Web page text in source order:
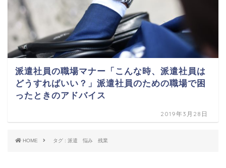
派遣社員の職場マナー「こんな時、派遣社員は
どうすればいい？」派遣社員のための職場で困
ったときのアドバイス
2019年3月28日
HOME タグ : 派遣 悩み 残業